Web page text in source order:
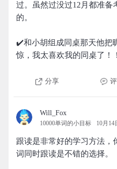
过。虽然过没过12月都准备
的。
✔️和小胡组成同桌那天他把
惊，我太喜欢我的同桌了！！
分享 评
Will_Fox
10000单词的小目标 10月14
跟读是非常好的学习方法，
词同时跟读是不错的选择。